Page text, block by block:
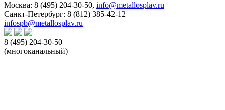
Москва: 8 (495) 204-30-50, info@metallosplav.ru
Санкт-Петербург: 8 (812) 385-42-12
infospb@metallosplav.ru
8 (495) 204-30-50
(многоканальный)